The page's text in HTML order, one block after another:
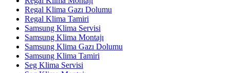
Regal Klima Gazı Dolumu
Regal Klima Tamiri
Samsung Klima Servisi
Samsung Klima Montajı
Samsung Klima Gazı Dolumu
Samsung Klima Tamiri
Seg Klima Servisi